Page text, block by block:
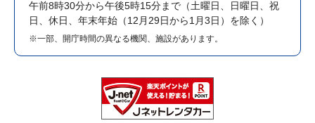
午前8時30分から午後5時15分まで （土曜日、日曜日、祝
日、休日、年末年始（12月29日から1月3日）を除く）
※一部、開庁時間の異なる機関、施設があります。